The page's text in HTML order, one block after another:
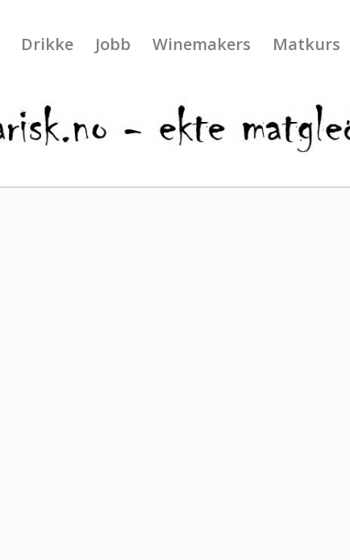
Drikke Jobb Winemakers Matkurs